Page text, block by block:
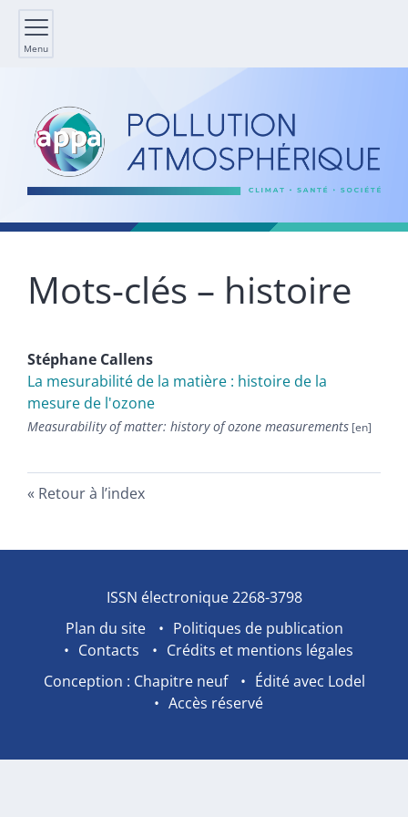
Menu
Mots-clés – histoire
Stéphane Callens
La mesurabilité de la matière : histoire de la
mesure de l'ozone
Measurability of matter: history of ozone measurements
Retour à l’index
ISSN électronique 2268-3798
Plan du site
Politiques de publication
Contacts
Crédits et mentions légales
Conception : Chapitre neuf
Édité avec Lodel
Accès réservé